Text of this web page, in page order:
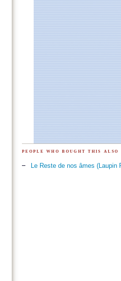
people who bought this also
Le Reste de nos âmes (Laupin